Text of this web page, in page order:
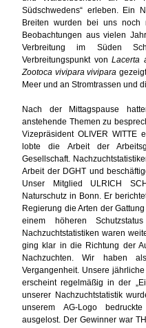
Südschwedens“ erleben. Ein
Breiten wurden bei uns noch
Beobachtungen aus vielen
Verbreitung im Süden
Verbreitungspunkt vonLacerta
Zootoca vivipara vivipara
Meer und an Stromtrassen und
Nach der Mittagspause
anstehende Themen zu
Vizepräsident OLIVER WITTE
lobte die Arbeit der
Gesellschaft.
Arbeit der DGHT und
Unser Mitglied ULRICH
Naturschutz in Bonn. Er
Regierung die Arten der Gattung
einem höheren
Nachzuchtstatistiken waren
ging klar in die Richtung der
Nachzuchten. Wir haben
Vergangenheit. Unsere
erscheint regelmäßig in der
unserer Nachzuchtstatistik
unserem AG-Logo
ausgelost. Der Gewinner war